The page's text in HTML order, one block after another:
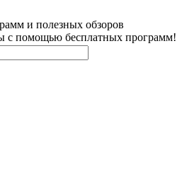
и полезных обзоров
с помощью бесплатных программ!